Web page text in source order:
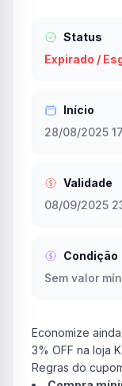
Status
Expirado /
Início
28/08/2025
Validade
08/09/2025
Condição
Sem valor
Economize
3% OFF na loja
Regras do